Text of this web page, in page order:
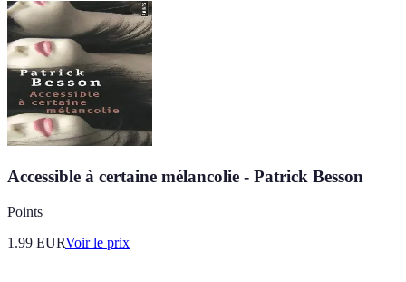
Accessible à certaine mélancolie - Patrick Besson
Points
1.99 EURVoir le prix